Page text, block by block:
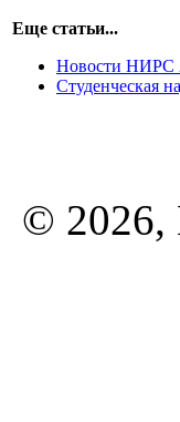
Еще статьи...
Новости НИРС
Студенческая
© 2026,